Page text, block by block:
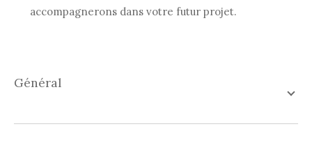
accompagnerons dans votre futur projet.
général